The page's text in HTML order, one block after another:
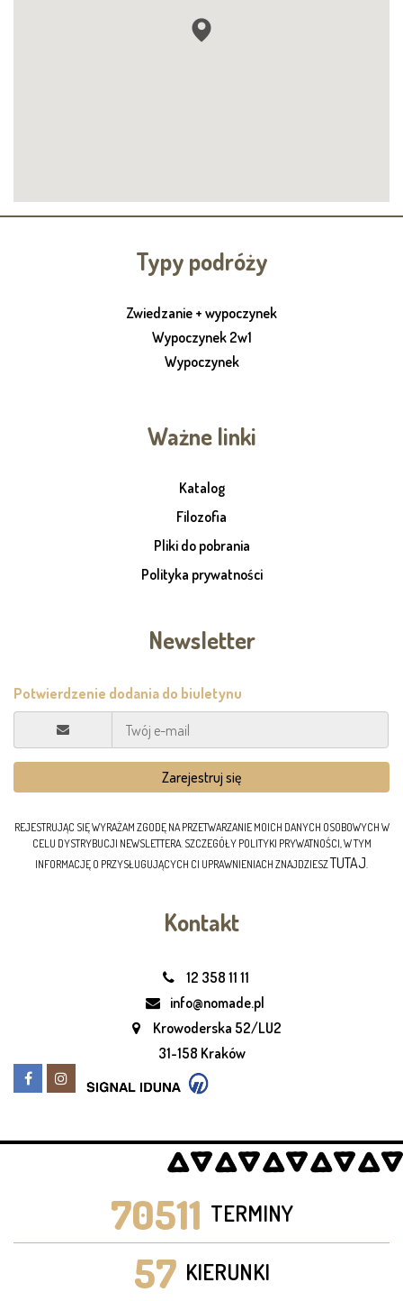
Typy podróży
Zwiedzanie + wypoczynek
Wypoczynek 2w1
Wypoczynek
Ważne linki
Katalog
Filozofia
Pliki do pobrania
Polityka prywatności
Newsletter
REJESTRUJĄC SIĘ WYRAŻAM ZGODĘ NA PRZETWARZANIE MOICH DANYCH OSOBOWYCH W
CELU DYSTRYBUCJI NEWSLETTERA. SZCZEGÓŁY POLITYKI PRYWATNOŚCI, W TYM
INFORMACJĘ O PRZYSŁUGUJĄCYCH CI UPRAWNIENIACH ZNAJDZIESZTUTAJ.
Kontakt
12 358 11 11
info@nomade.pl
Krowoderska 52/LU2
31-158 Kraków
70511 TERMINY
57 KIERUNKI